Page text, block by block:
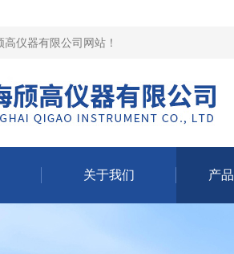
高仪器有限公司网站 ！
关于我们 产